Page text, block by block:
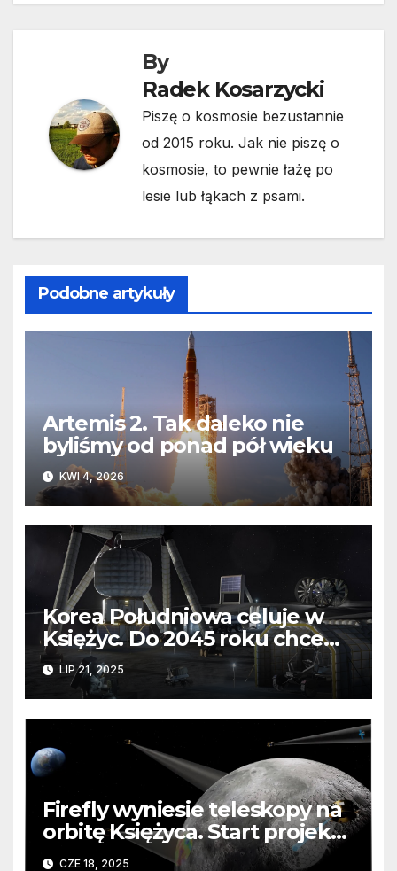
By
Radek Kosarzycki
Piszę o kosmosie bezustannie
od 2015 roku. Jak nie piszę o
kosmosie, to pewnie łażę po
lesie lub łąkach z psami.
Podobne artykuły
Artemis 2. Tak daleko nie
byliśmy od ponad pół wieku
KWI 4, 2026
Korea Południowa celuje w
Księżyc. Do 2045 roku chce
zbudować tam bazę
LIP 21, 2025
Firefly wyniesie teleskopy na
orbitę Księżyca. Start projektu
Ocula już w 2026
CZE 18, 2025